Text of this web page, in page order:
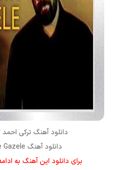
دانلود آهنگ ترکی احمد
دانلود آهنگ Ahmet Kaya Şiire Gazele
برای دانلود این آهنگ به